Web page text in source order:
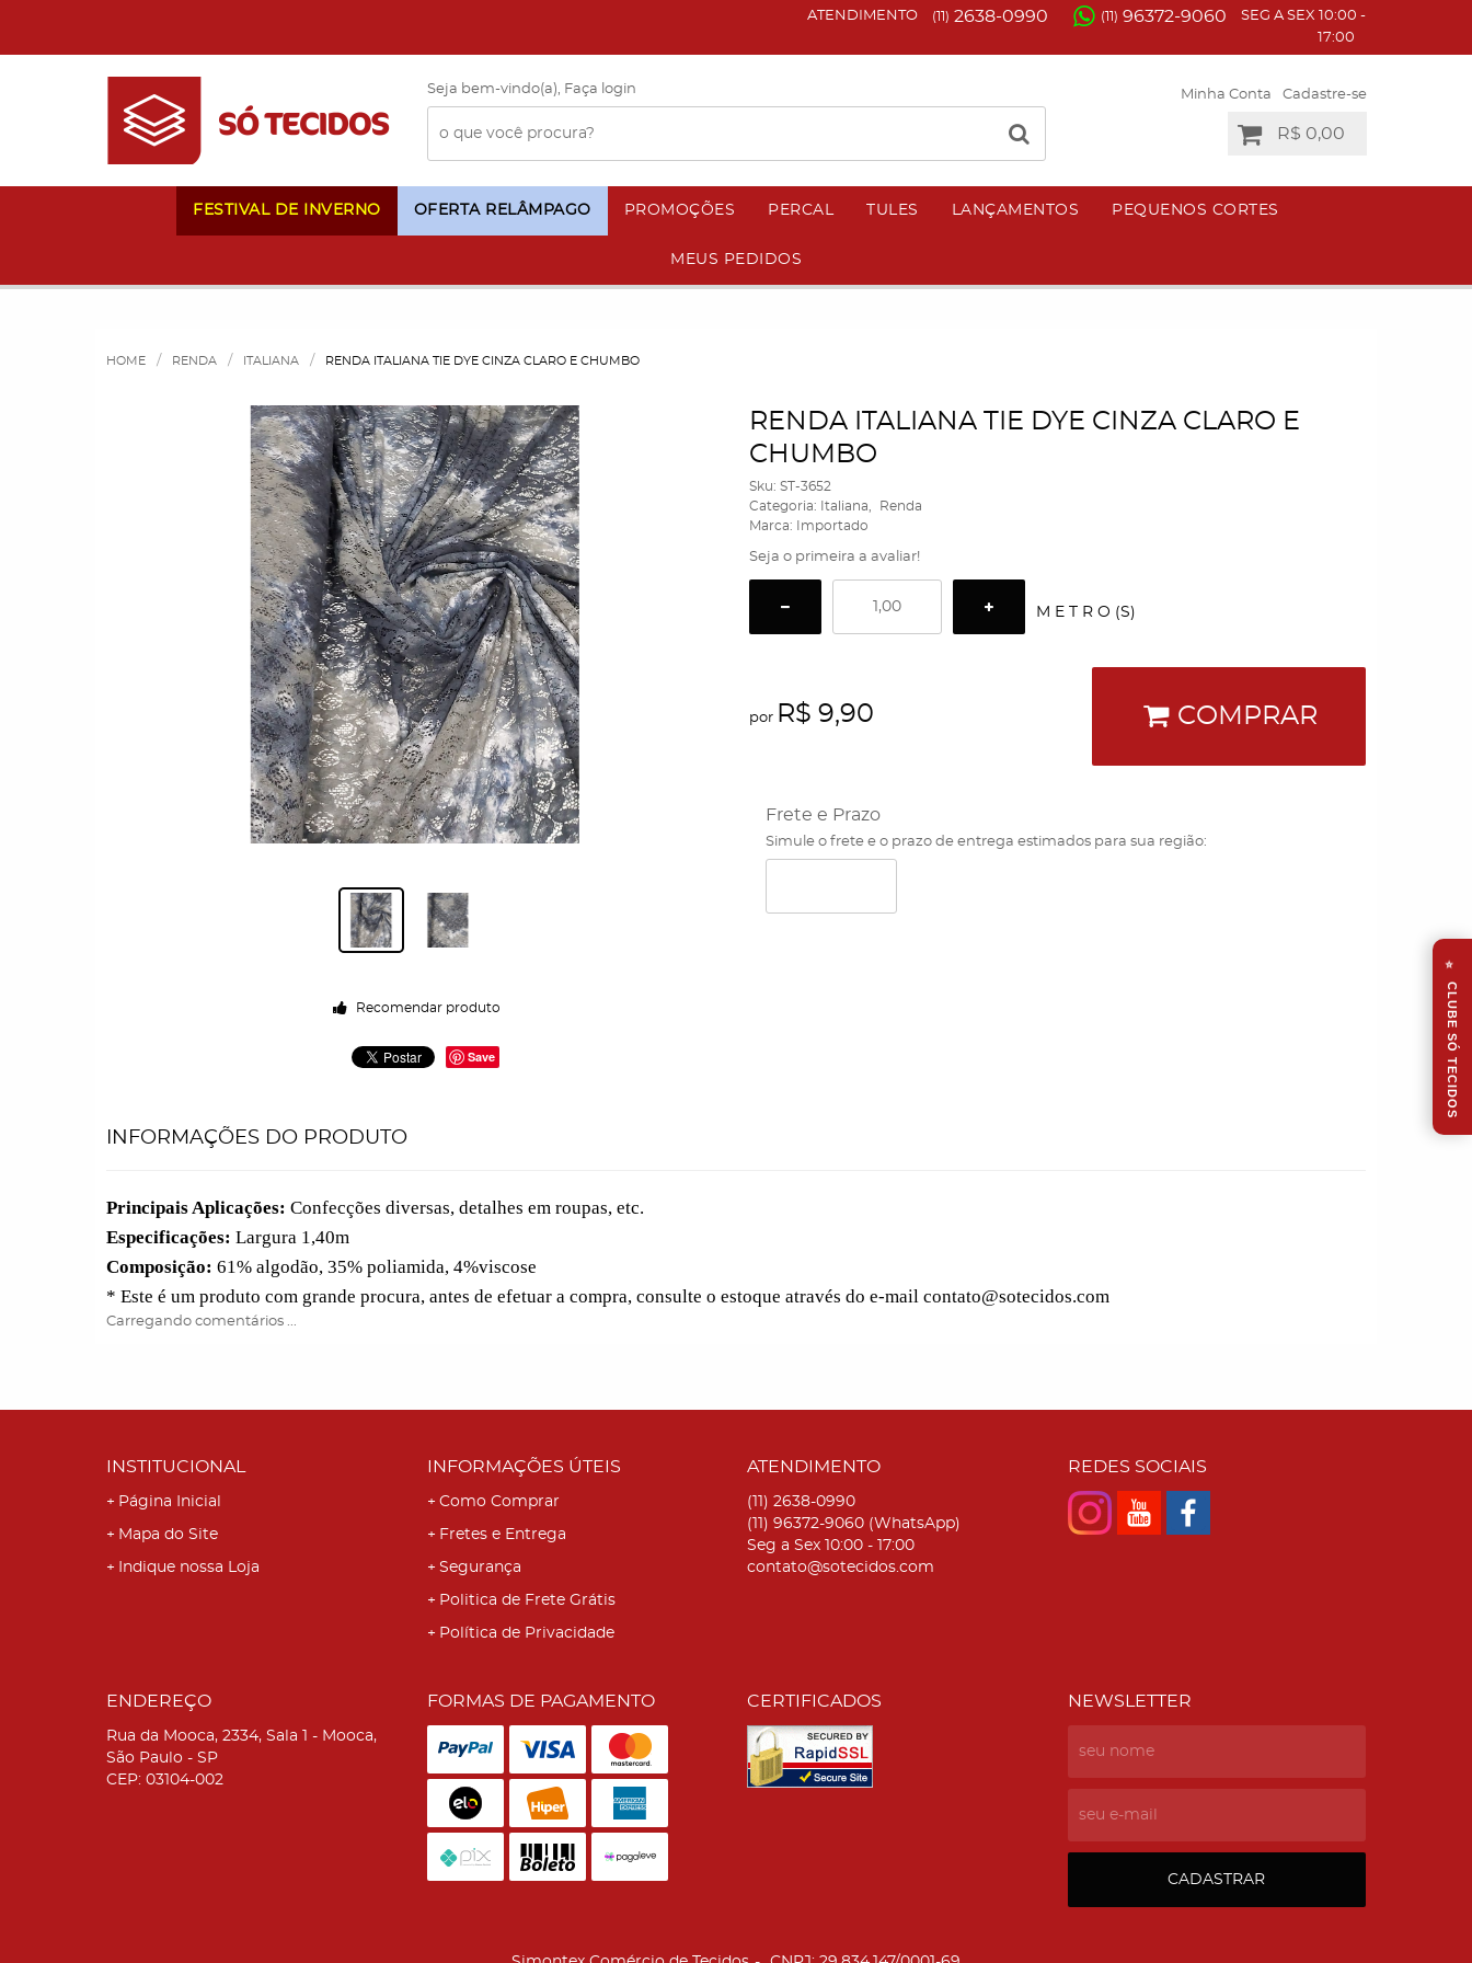
ATENDIMENTO (11) 2638-0990 (11) 96372-9060
SEG A SEX 10:00 -
17:00
Seja bem-vindo(a), Faça login Minha Conta Cadastre-se
R$ 0,00
FESTIVAL DE INVERNO OFERTA RELÂMPAGO PROMOÇÕES PERCAL TULES LANÇAMENTOS PEQUENOS CORTES
MEUS PEDIDOS
HOME RENDA ITALIANA RENDA ITALIANA TIE DYE CINZA CLARO E CHUMBO
Recomendar produto
Save
RENDA ITALIANA TIE DYE CINZA CLARO E
CHUMBO
Sku: ST-3652
Categoria:
Italiana
Renda
Marca:
Importado
Seja o primeira a avaliar!
M E T R O (S)
por R$ 9,90 COMPRAR
Frete e Prazo
Simule o frete e o prazo de entrega estimados para sua região:
INFORMAÇÕES DO PRODUTO
Principais Aplicações: Confecções diversas, detalhes em roupas, etc.
Especificações: Largura 1,40m
Composição: 61% algodão, 35% poliamida, 4%viscose
* Este é um produto com grande procura, antes de efetuar a compra, consulte o estoque através do e-mail contato@sotecidos.com
Carregando comentários ...
INSTITUCIONAL
Página Inicial
Mapa do Site
Indique nossa Loja
INFORMAÇÕES ÚTEIS
Como Comprar
Fretes e Entrega
Segurança
Politica de Frete Grátis
Política de Privacidade
ATENDIMENTO
(11) 2638-0990
(11) 96372-9060 (WhatsApp)
Seg a Sex 10:00 - 17:00
contato@sotecidos.com
REDES SOCIAIS
ENDEREÇO
Rua da Mooca, 2334, Sala 1 - Mooca,
São Paulo - SP
CEP: 03104-002
FORMAS DE PAGAMENTO CERTIFICADOS NEWSLETTER
CADASTRAR
⭐
CLUBE SÓ TECIDOS